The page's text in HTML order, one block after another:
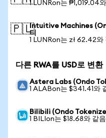
1 LUNRon는 ₱1,019.04
🇵🇱Intuitive Machines
티
1 LUNRon는 zł 62.42와
다른 RWA를 USD로 변환
Astera Labs (Ondo
1 ALABon는 $341.41와
Bilibili (Ondo
1 BILIon는 $18.68와 같음